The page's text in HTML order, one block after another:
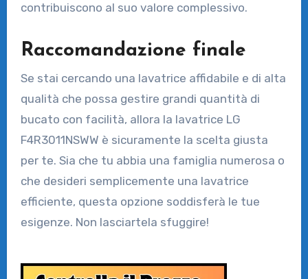
contribuiscono al suo valore complessivo.
Raccomandazione finale
Se stai cercando una lavatrice affidabile e di alta
qualità che possa gestire grandi quantità di
bucato con facilità, allora la lavatrice LG
F4R3011NSWW è sicuramente la scelta giusta
per te. Sia che tu abbia una famiglia numerosa o
che desideri semplicemente una lavatrice
efficiente, questa opzione soddisferà le tue
esigenze. Non lasciartela sfuggire!